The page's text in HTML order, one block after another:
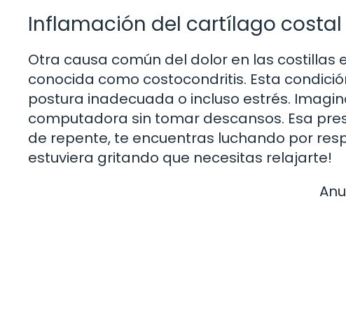
Inflamación del cartílago costal
Otra causa común del dolor en las
conocida como costocondritis. Esta
postura inadecuada o incluso estrés.
computadora sin tomar descansos. Esa
de repente, te encuentras luchando por
estuviera gritando que necesitas relajarte!